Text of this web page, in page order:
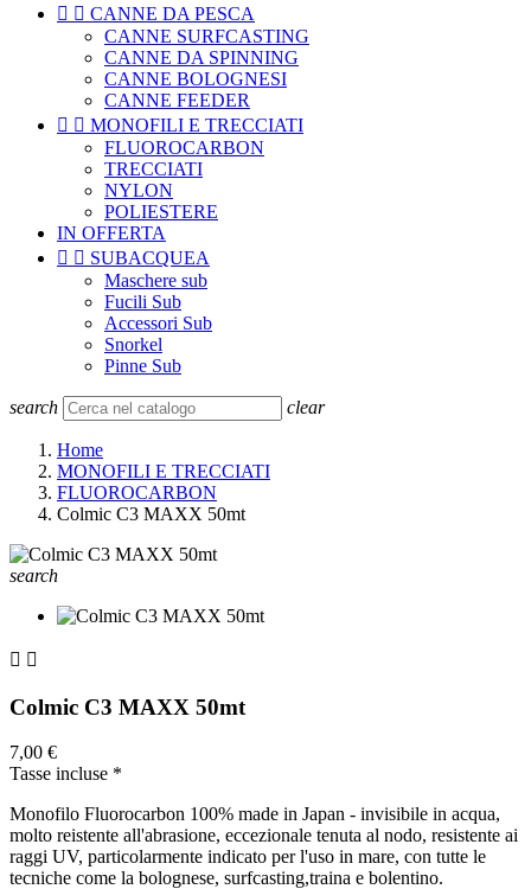
  CANNE DA PESCA
CANNE SURFCASTING
CANNE DA SPINNING
CANNE BOLOGNESI
CANNE FEEDER
  MONOFILI E TRECCIATI
FLUOROCARBON
TRECCIATI
NYLON
POLIESTERE
IN OFFERTA
  SUBACQUEA
Maschere sub
Fucili Sub
Accessori Sub
Snorkel
Pinne Sub
search clear
Home
MONOFILI E TRECCIATI
FLUOROCARBON
Colmic C3 MAXX 50mt
search
 
Colmic C3 MAXX 50mt
7,00 €
Tasse incluse *
Monofilo Fluorocarbon 100% made in Japan - invisibile in acqua,
molto reistente all'abrasione, eccezionale tenuta al nodo, resistente ai
raggi UV, particolarmente indicato per l'uso in mare, con tutte le
tecniche come la bolognese, surfcasting,traina e bolentino.